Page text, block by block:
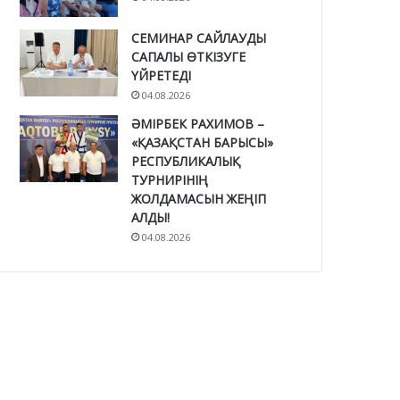
СЕМИНАР САЙЛАУДЫ
САПАЛЫ ӨТКІЗУГЕ
ҮЙРЕТЕДІ
04.08.2026
ӘМІРБЕК РАХИМОВ –
«ҚАЗАҚСТАН БАРЫСЫ»
РЕСПУБЛИКАЛЫҚ
ТУРНИРІНІҢ
ЖОЛДАМАСЫН ЖЕҢІП
АЛДЫ!
04.08.2026